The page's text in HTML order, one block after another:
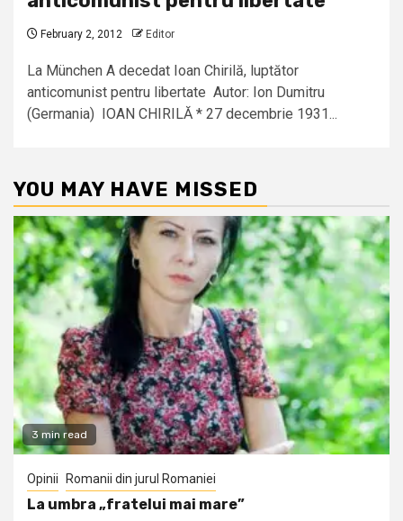
February 2, 2012 Editor
La München A decedat Ioan Chirilă, luptător
anticomunist pentru libertate Autor: Ion Dumitru
(Germania) IOAN CHIRILĂ * 27 decembrie 1931...
YOU MAY HAVE MISSED
3 min read
Opinii Romanii din jurul Romaniei
La umbra „fratelui mai mare”